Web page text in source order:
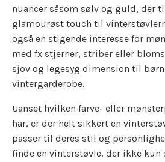
nuancer såsom sølv og guld, der
glamourøst touch til
også en stigende interesse for
med fx stjerner, striber eller
sjov og legesyg dimension til
vintergarderobe.
Uanset hvilken farve- eller
har, er der helt sikkert en
passer til deres stil og
finde en vinterstøvle, der ikke kun